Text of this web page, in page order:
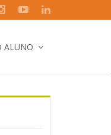
ALUNO